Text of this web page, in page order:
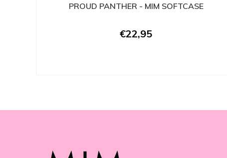
PROUD PANTHER - MIM SOFTCASE
€22,95